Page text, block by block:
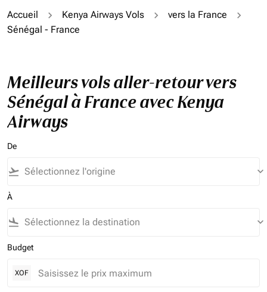
Accueil Kenya Airways Vols
vers la France
Sénégal - France
Meilleurs vols aller-retour vers
Sénégal à France avec Kenya
Airways
De
flight_takeoff keyboard_arrow_down
À
flight_land keyboard_arrow_down
Budget
XOF